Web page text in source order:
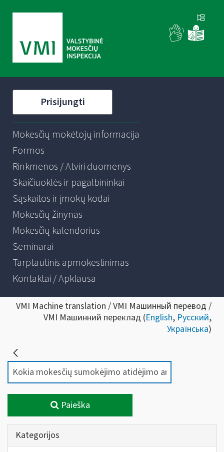
Prisijungti
Mokesčių mokėtojų informacija
Formos
Rinkmenos / Atviri duomenys
Skaičiuoklės ir pagalbininkai
Sąskaitos ir įmokų kodai
Mokesčių žinynas
Mokesčių kalendorius
Seminarai
Tarptautinis apmokestinimas
Kontaktai / Apklausa
VMI Machine translation / VMI Машинный перевод /
VMI Машинний переклад (English, Русский,
Українська)
Paieška
Kategorijos